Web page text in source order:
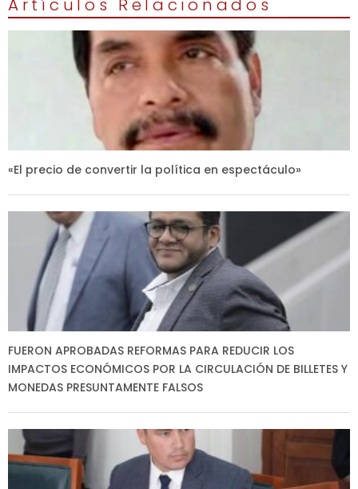
Artículos Relacionados
«El precio de convertir la política en espectáculo»
FUERON APROBADAS REFORMAS PARA REDUCIR LOS
IMPACTOS ECONÓMICOS POR LA CIRCULACIÓN DE BILLETES Y
MONEDAS PRESUNTAMENTE FALSOS